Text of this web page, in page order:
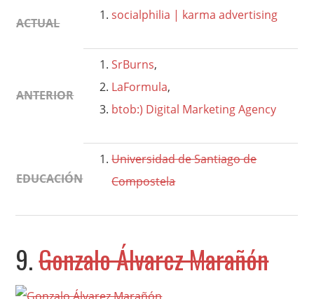
ACTUAL
socialphilia | karma advertising
ANTERIOR
SrBurns,
LaFormula,
btob:) Digital Marketing Agency
EDUCACIÓN
Universidad de Santiago de
Compostela
9.Gonzalo Álvarez Marañón